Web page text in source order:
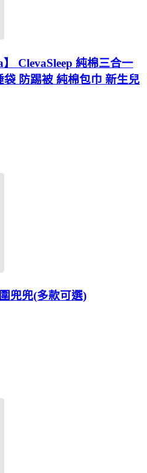
ClevaSleep 純棉三合一
防踢被 純棉包巾 新生兒
兜兜(多款可選)